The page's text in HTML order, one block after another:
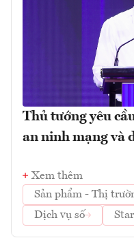
Thủ tướng yêu
an ninh mạng và
Xem thêm
Sản phẩm - Thị
Dịch vụ số